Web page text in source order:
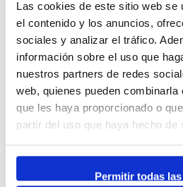
Las cookies de este sitio web se
el contenido y los anuncios,
sociales y analizar el tráfico.
información sobre el uso que
nuestros partners de redes
web, quienes pueden combinarla
que les haya proporcionado o
partir del uso que haya hecho de
Permitir todas
EDUCATIONAL
Traffic warning
12 August 2026
-
Km 0